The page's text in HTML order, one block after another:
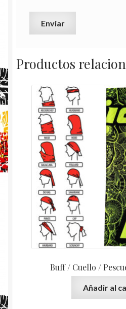
Productos
Buff / Cuello /
Añadir al